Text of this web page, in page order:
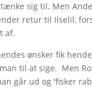
sig til. Men
retur til Ilselil,
af.
ønsker fik
til at sige. Men
går ud og 'fisker